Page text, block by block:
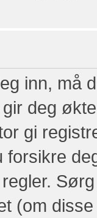
inn, må
deg
gi
forsikre
(om